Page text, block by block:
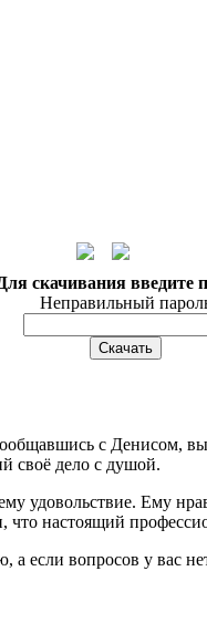
скачивания введите
Неправильный
с Денисом,
своё дело с душой.
удовольствие. Ему
настоящий
если вопросов у вас